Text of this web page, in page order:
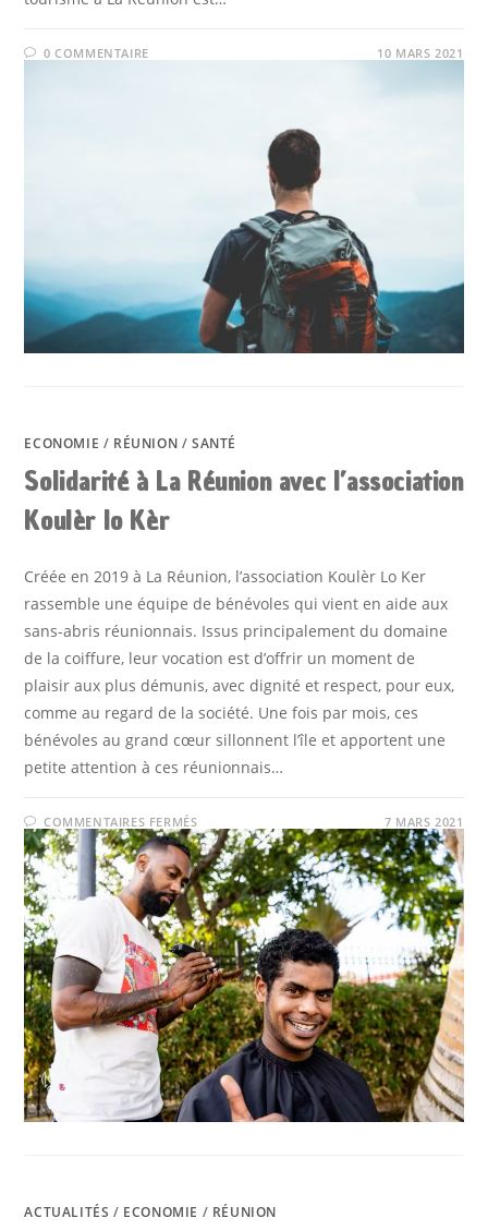
0 COMMENTAIRE 10 MARS 2021
ECONOMIE / RÉUNION /SANTÉ
Solidarité à La Réunion avec l’association
Koulèr lo Kèr
Créée en 2019 à La Réunion, l’association Koulèr Lo Ker
rassemble une équipe de bénévoles qui vient en aide aux
sans-abris réunionnais. Issus principalement du domaine
de la coiffure, leur vocation est d’offrir un moment de
plaisir aux plus démunis, avec dignité et respect, pour eux,
comme au regard de la société. Une fois par mois, ces
bénévoles au grand cœur sillonnent l’île et apportent une
petite attention à ces réunionnais…
COMMENTAIRES FERMÉSSUR
SOLIDARITÉ
À
LA
RÉUNION
AVEC
L’ASSOCIATION
KOULÈR
LO
KÈR
7 MARS 2021
ACTUALITÉS / ECONOMIE / RÉUNION